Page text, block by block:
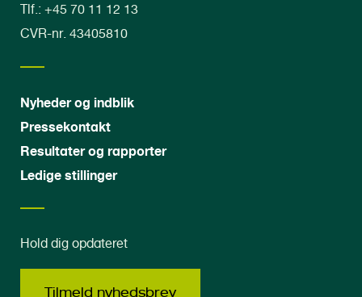
Tlf.: +45 70 11 12 13
CVR-nr. 43405810
Nyheder og indblik
Pressekontakt
Resultater og rapporter
Ledige stillinger
Hold dig opdateret
Tilmeld nyhedsbrev